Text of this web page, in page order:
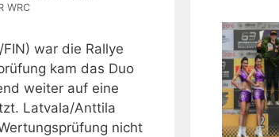
WRC
war die Rallye
kam das Duo
weiter auf eine
Latvala/Anttila
nicht